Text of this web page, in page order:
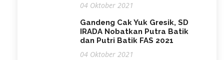
04 Oktober 2021
Gandeng Cak Yuk Gresik, SD
IRADA Nobatkan Putra Batik
dan Putri Batik FAS 2021
04 Oktober 2021